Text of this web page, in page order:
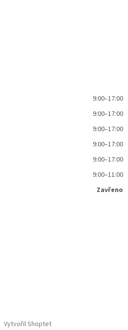
9:00–17:00
9:00–17:00
9:00–17:00
9:00–17:00
9:00–17:00
9:00–11:00
Zavřeno
Vytvořil Shoptet